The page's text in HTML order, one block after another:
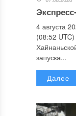
4 августа
(08:52
запуска...
Далее